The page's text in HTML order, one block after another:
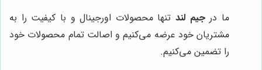
ما درجیم لندتنها محصولات اورجینال و با کیفیت را به
مشتریان خود عرضه می‌کنیم و اصالت تمام محصولات خود
را تضمین می‌کنیم.